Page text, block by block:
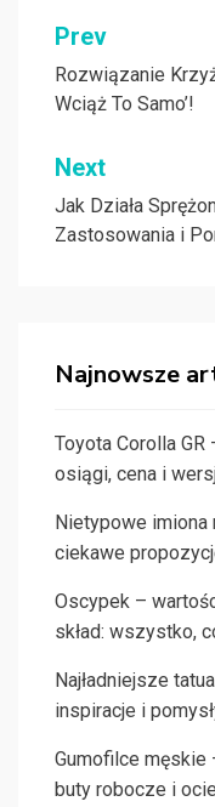
Nawigacja
wpisu
Prev
Rozwiązanie
Wciąż To Samo’!
Next
Jak Działa
Zastosowania i
Najnowsze
Toyota Corolla
osiągi, cena i
Nietypowe
ciekawe
Oscypek –
skład: wszystko,
Najładniejsze
inspiracje i
Gumofilce męskie
buty robocze i